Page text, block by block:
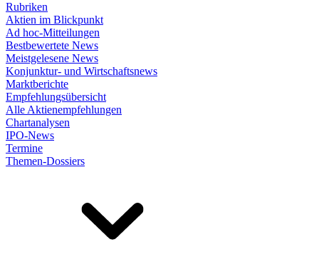
Rubriken
Aktien im Blickpunkt
Ad hoc-Mitteilungen
Bestbewertete News
Meistgelesene News
Konjunktur- und Wirtschaftsnews
Marktberichte
Empfehlungsübersicht
Alle Aktienempfehlungen
Chartanalysen
IPO-News
Termine
Themen-Dossiers